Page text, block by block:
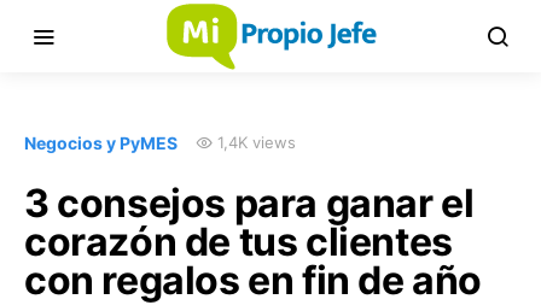
Negocios y PyMES 1,4K views
3 consejos para ganar el
corazón de tus clientes
con regalos en fin de año